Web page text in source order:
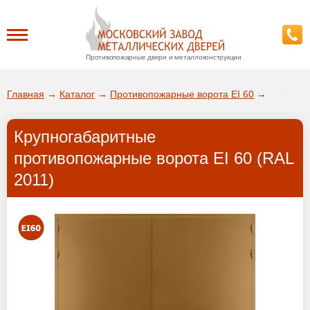
Противопожарные двери и металлоконструкции
ДА!
О заводе
Доставка
Покупателям
Главная → Каталог → Противопожарные ворота EI 60 →
Крупногабаритные
противопожарные ворота EI 60 (RAL
2011)